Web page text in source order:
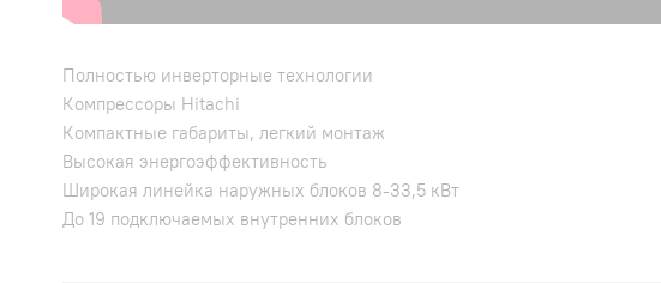
Полностью инверторные технологии
Компрессоры Hitachi
Компактные габариты, легкий монтаж
Высокая энергоэффективность
Широкая линейка наружных блоков 8-33,5 кВт
До 19 подключаемых внутренних блоков